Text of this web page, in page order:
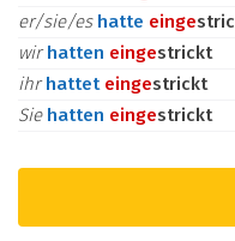
er/sie/es hatte einge
wirhatten eingestrickt
ihrhattet eingestrickt
Sie hatten eingestrickt